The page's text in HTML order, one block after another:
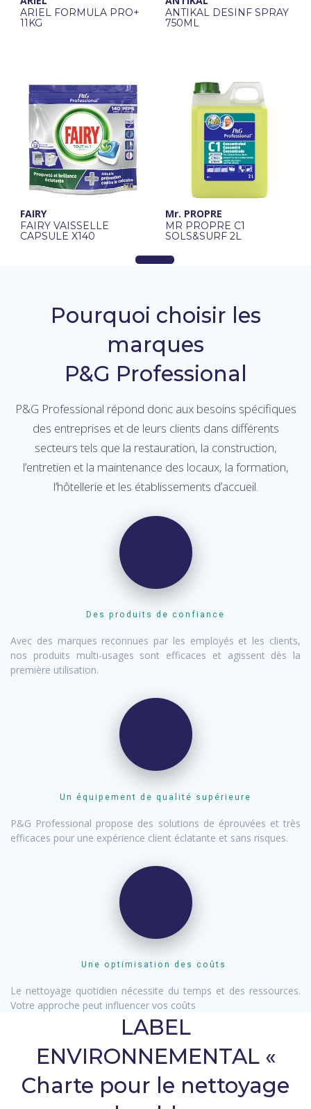
ARIEL FORMULA PRO+
11KG
ANTIKAL DESINF SPRAY
750ML
FAIRY
FAIRY VAISSELLE
CAPSULE X140
Mr. PROPRE
MR PROPRE C1
SOLS&SURF 2L
Pourquoi choisir les
marques
P&G Professional
P&G Professional répond donc aux besoins spécifiques
des entreprises et de leurs clients dans différents
secteurs tels que la restauration, la construction,
l’entretien et la maintenance des locaux, la formation,
l’hôtellerie et les établissements d’accueil.
Des produits de confiance
Avec des marques reconnues par les employés et les clients,
nos produits multi-usages sont efficaces et agissent dès la
première utilisation.
Un équipement de qualité supérieure
P&G Professional propose des solutions de éprouvées et très
efficaces pour une expérience client éclatante et sans risques.
Une optimisation des coûts
Le nettoyage quotidien nécessite du temps et des ressources.
Votre approche peut influencer vos coûts
LABEL
ENVIRONNEMENTAL «
Charte pour le nettoyage